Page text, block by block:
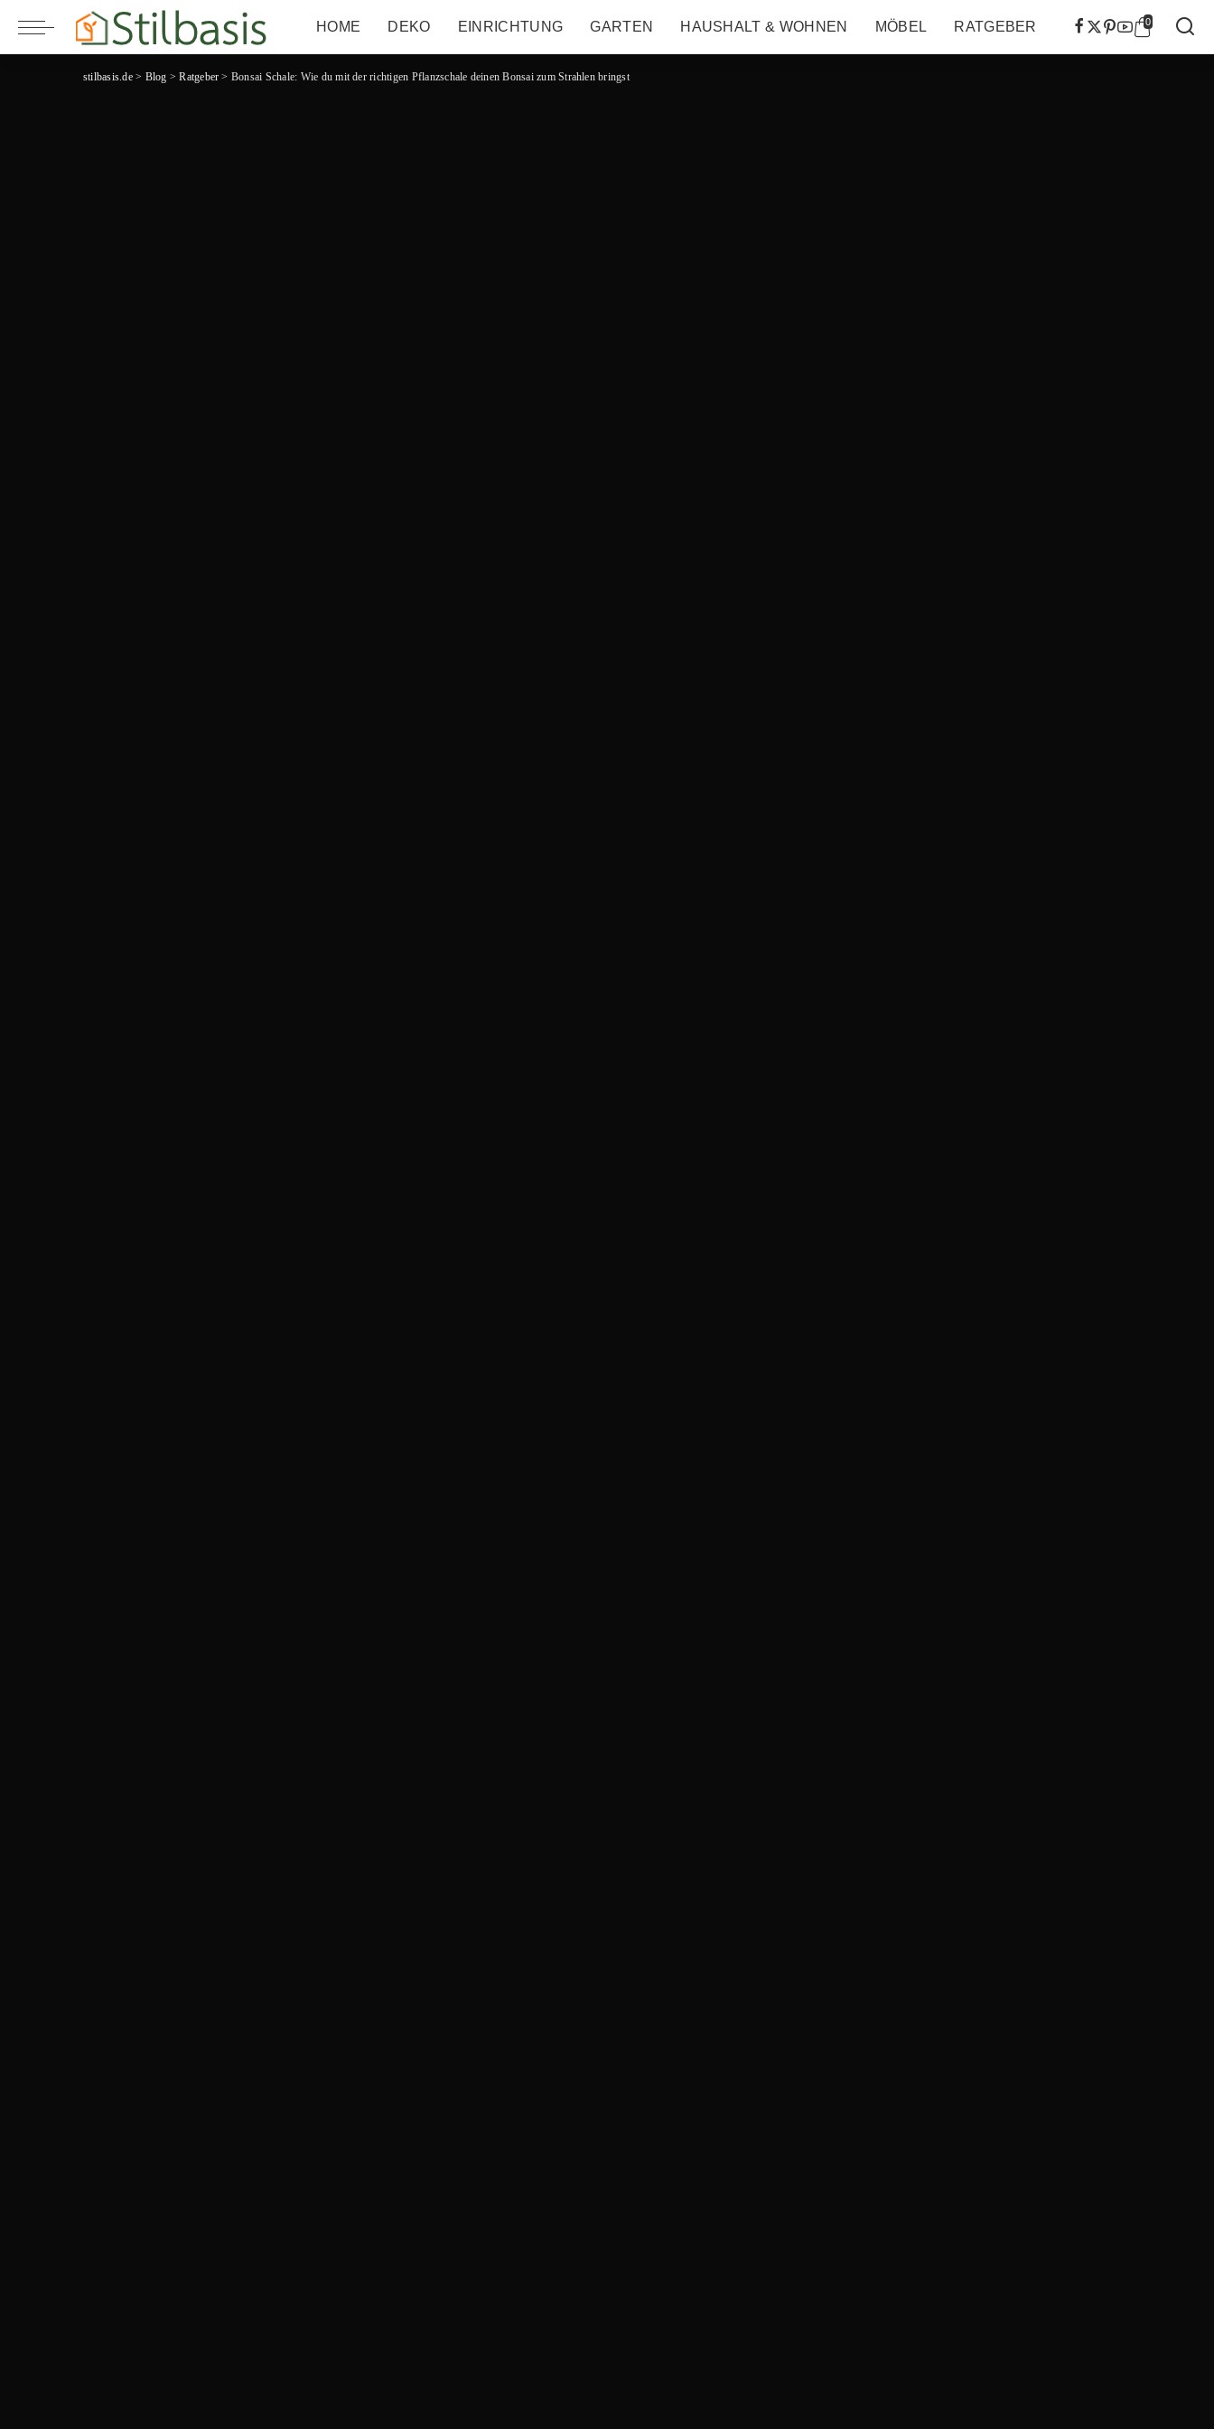
HOME DEKO EINRICHTUNG GARTEN HAUSHALT & WOHNEN MÖBEL RATGEBER 0
stilbasis.de> Blog >Ratgeber > Bonsai Schale: Wie du mit der richtigen Pflanzschale deinen Bonsai zum Strahlen bringst